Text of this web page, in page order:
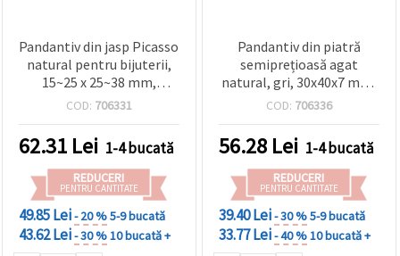
Pandantiv din jasp Picasso
natural pentru bijuterii,
15~25 x 25~38 mm,
asortat
COD: 706331
62.31 Lei 1-4 bucată
REDUCERI
PENTRU CANTITATE
49.85 Lei- 20 %5-9 bucată
43.62 Lei- 30 %10 bucată +
Pandantiv din piatră
semiprețioasă agat
natural, gri, 30x40x7 mm,
charm pentru
handmade
COD: 706336
56.28 Lei 1-4 bucată
REDUCERI
PENTRU CANTITATE
39.40 Lei- 30 %5-9 bucată
33.77 Lei- 40 %10 bucată +